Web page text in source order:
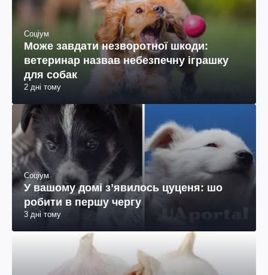
Соціум
Може завдати незворотної шкоди:
ветеринар назвав небезпечну іграшку
для собак
2 дні тому
Соціум
У вашому домі зʼявилось цуценя: шо
робити в першу чергу
3 дні тому